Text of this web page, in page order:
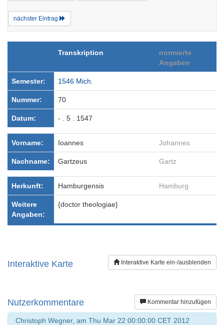
nächster Eintrag
Transkription
normierte
Angaben
Semester: 1546 Mich.
Nummer: 70
Datum: - . 5 . 1547
Vorname: Ioannes Johannes
Nachname: Gartzeus Gartz
Herkunft: Hamburgensis Hamburg
Weitere
Angaben:
{doctor theologiae}
Interaktive Karte ein-/ausblenden
Interaktive Karte
Kommentar hinzufügen
Nutzerkommentare
Christoph Wegner, am Thu Mar 22 00:00:00 CET 2012